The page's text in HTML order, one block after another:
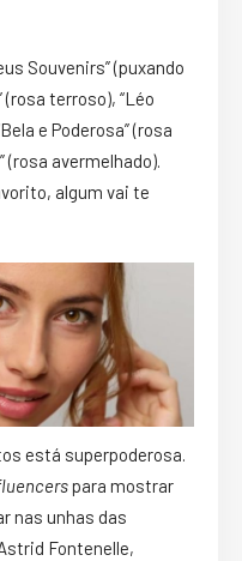
Souvenirs” (puxando
(rosa terroso), “Léo
e Poderosa” (rosa
(rosa avermelhado).
algum vai te
está superpoderosa.
para mostrar
nas unhas das
Fontenelle,